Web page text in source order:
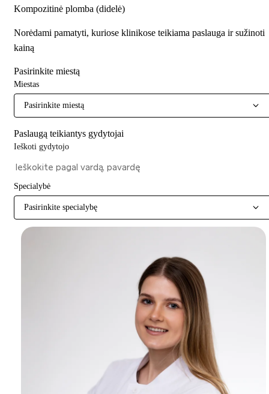
Kompozitinė plomba (didelė)
Norėdami pamatyti, kuriose klinikose teikiama paslauga ir sužinoti
kainą
Pasirinkite miestą
Miestas
Pasirinkite miestą
Paslaugą teikiantys gydytojai
Ieškoti gydytojo
Specialybė
Pasirinkite specialybę